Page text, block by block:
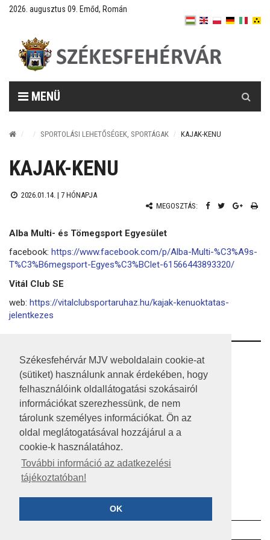
Székesfehérvár MJV weboldalain cookie-at
(sütiket) használunk annak érdekében, hogy
felhasználóink oldallátogatási szokásairól
információkat szerezhessünk, de nem
tárolunk személyes információkat. Ön az
oldal meglátogatásával hozzájárul a a
cookie-k használatához.
További információ az adatkezelési
tájékoztatóban!
OK
2026. augusztus 09. Emőd, Román
MENÜ
SPORTOLÁSI LEHETŐSÉGEK, SPORTÁGAK KAJAK-KENU
KAJAK-KENU
2026.01.14. | 7 HÓNAPJA
MEGOSZTÁS:
Alba Multi- és Tömegsport Egyesület
facebook: https://www.facebook.com/p/Alba-Multi-%C3%A9s-
T%C3%B6megsport-Egyes%C3%BClet-61566443893320/
Vitál Club SE
web: https://vitalclubsportaruhaz.hu/kajak-kenuoktatas-
jelentkezes
RSS
A HONLAP 2017.03.31-I ÁLLAPOTA
JOGI NYILATKOZAT
IMPRESSZUM
KÖZÉRDEKŰ ADATOK